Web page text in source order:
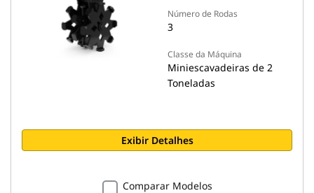
Número de Rodas
3
Classe da Máquina
Miniescavadeiras de 2
Toneladas
Exibir Detalhes
Comparar Modelos